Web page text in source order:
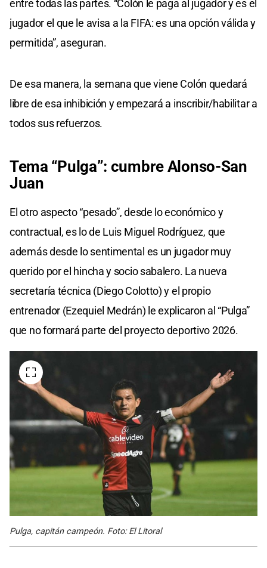
entre todas las partes. “Colón le paga al jugador y es el
jugador el que le avisa a la FIFA: es una opción válida y
permitida”, aseguran.
De esa manera, la semana que viene Colón quedará
libre de esa inhibición y empezará a inscribir/habilitar a
todos sus refuerzos.
Tema “Pulga”: cumbre Alonso-San
Juan
El otro aspecto “pesado”, desde lo económico y
contractual, es lo de Luis Miguel Rodríguez, que
además desde lo sentimental es un jugador muy
querido por el hincha y socio sabalero. La nueva
secretaría técnica (Diego Colotto) y el propio
entrenador (Ezequiel Medrán) le explicaron al “Pulga”
que no formará parte del proyecto deportivo 2026.
Pulga, capitán campeón. Foto: El Litoral